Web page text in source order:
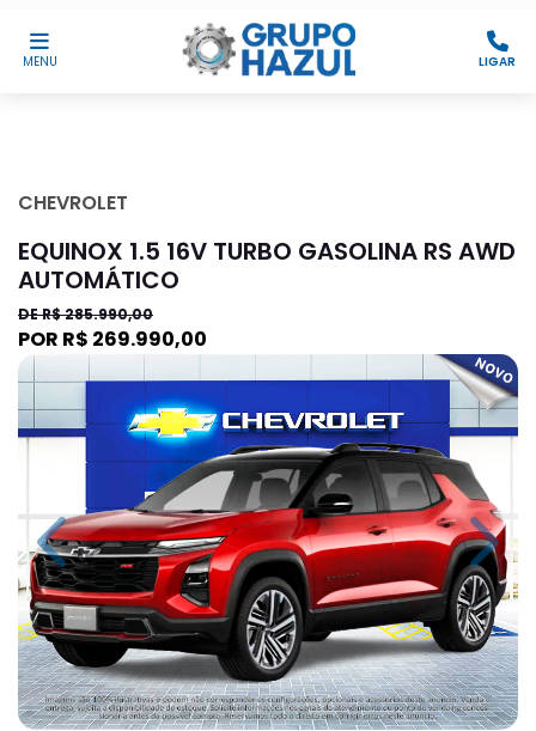
MENU LIGAR
CHEVROLET
EQUINOX 1.5 16V TURBO GASOLINA RS AWD
AUTOMÁTICO
DE R$ 285.990,00
POR R$ 269.990,00
Previous Next